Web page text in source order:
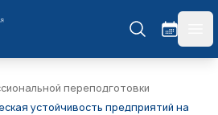
переподготовки
устойчивость предприятий на